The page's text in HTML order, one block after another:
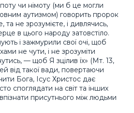
чи німоту (ми б це могли
аутизмом) говорить пророк
та не зрозумієте, і дивлячись,
в цього народу затовстіло.
і зажмурили свої очі, щоб
не чути, і не зрозуміти
— щоб Я зцілив їх» (Мт. 13,
від такої вади, повертаючи
Бога, Ісус Христос дає
споглядати на світ та інших
присутнього між людьми